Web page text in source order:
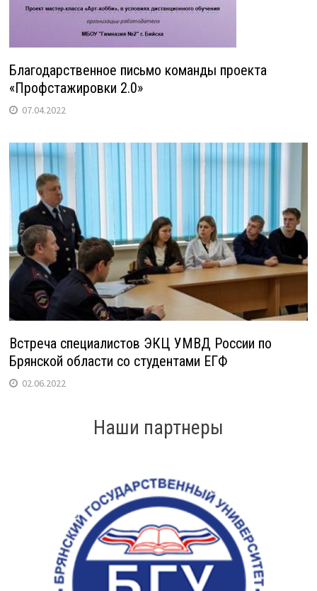
Благодарственное письмо команды проекта
«Профстажировки 2.0»
07.04.2022
Встреча специалистов ЭКЦ УМВД России по
Брянской области со студентами ЕГФ
02.06.2022
Наши партнеры